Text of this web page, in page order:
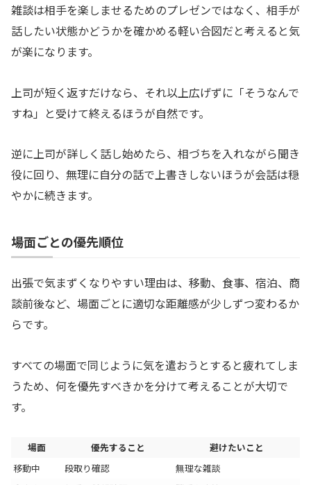
雑談は相手を楽しませるためのプレゼンではなく、相手が
話したい状態かどうかを確かめる軽い合図だと考えると気
が楽になります。
上司が短く返すだけなら、それ以上広げずに「そうなんで
すね」と受けて終えるほうが自然です。
逆に上司が詳しく話し始めたら、相づちを入れながら聞き
役に回り、無理に自分の話で上書きしないほうが会話は穏
やかに続きます。
場面ごとの優先順位
出張で気まずくなりやすい理由は、移動、食事、宿泊、商
談前後など、場面ごとに適切な距離感が少しずつ変わるか
らです。
すべての場面で同じように気を遣おうとすると疲れてしま
うため、何を優先すべきかを分けて考えることが大切で
す。
場面 優先すること
避けたいこと
移動中
段取り確認
無理な雑談